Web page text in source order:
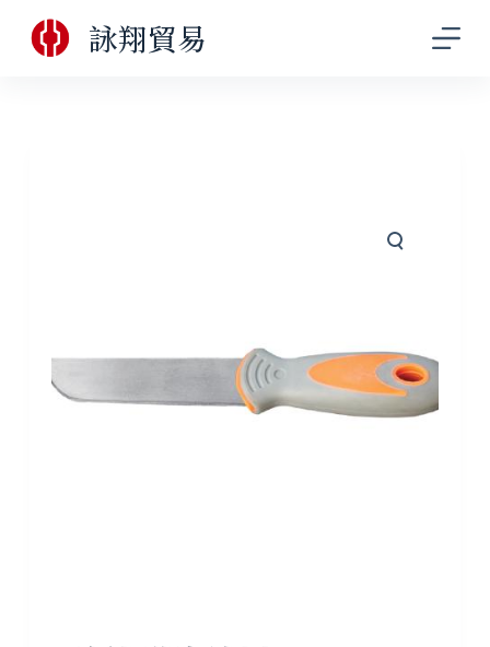
跳
至
詠翔貿易